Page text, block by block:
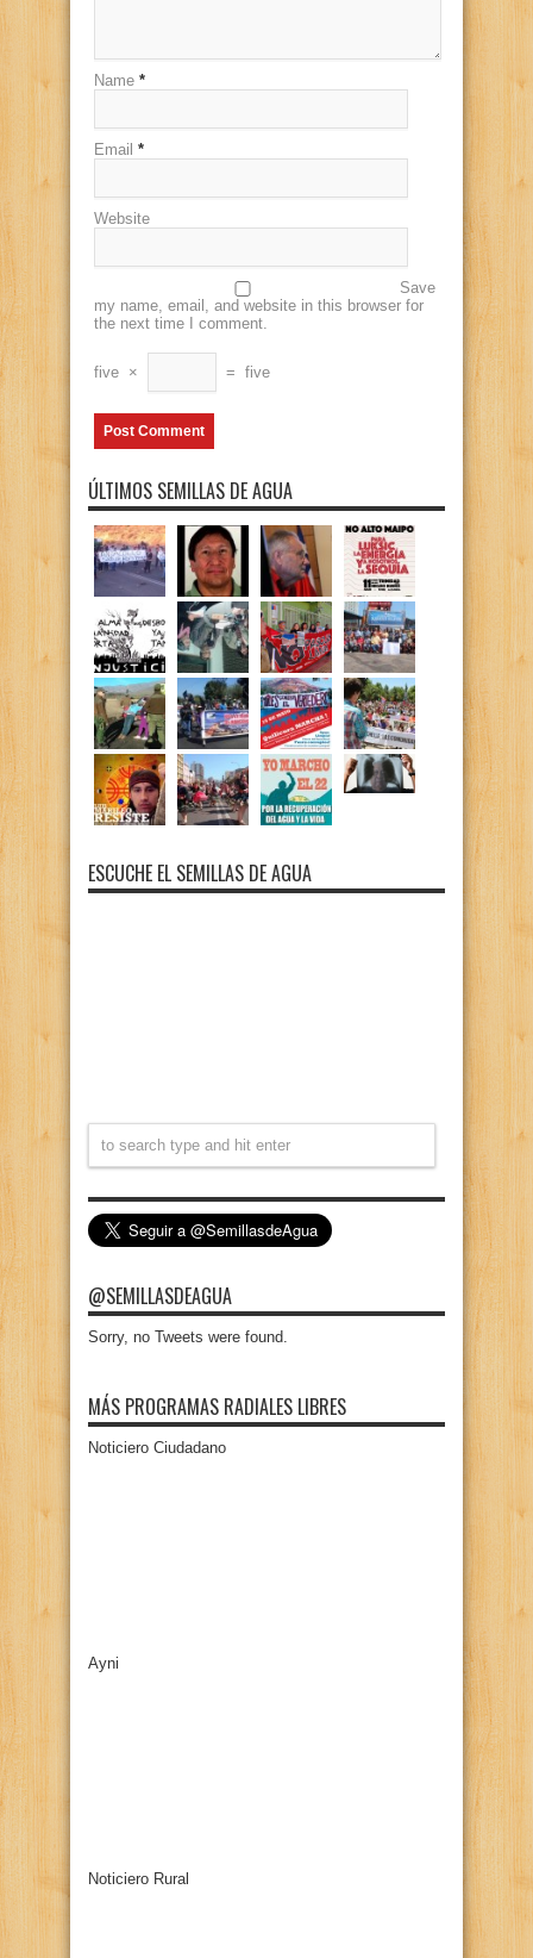
Name *
Email *
Website
Save
my name, email, and website in this browser for
the next time I comment.
five × = five
ÚLTIMOS SEMILLAS DE AGUA
ESCUCHE EL SEMILLAS DE AGUA
@SEMILLASDEAGUA
Sorry, no Tweets were found.
MÁS PROGRAMAS RADIALES LIBRES
Noticiero Ciudadano
Ayni
Noticiero Rural